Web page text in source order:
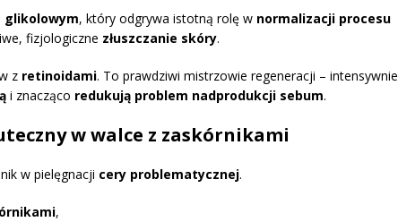
glikolowym, który odgrywa istotną rolę w normalizacji procesu
fizjologiczne złuszczanie skóry.
z retinoidami. To prawdziwi mistrzowie regeneracji – intensywnie
i znacząco redukują problem nadprodukcji sebum.
w walce z zaskórnikami
w pielęgnacji cery problematycznej.
,